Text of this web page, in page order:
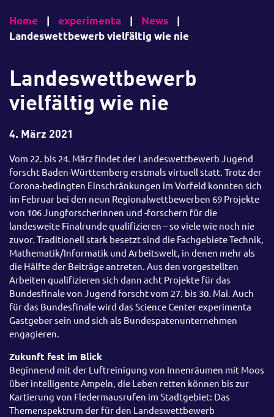
Home | experimenta | News
|
Landeswettbewerb vielfältig wie nie
Landeswettbewerb
vielfältig wie nie
4. März 2021
Vom 22. bis 24. März findet der Landeswettbewerb Jugend
forscht Baden-Württemberg erstmals virtuell statt. Trotz der
Corona-bedingten Einschränkungen im Vorfeld konnten sich
im Februar bei den neun Regionalwettbewerben 69 Projekte
von 106 Jungforscherinnen und -forschern für die
landesweite Finalrunde qualifizieren – so viele wie noch nie
zuvor. Traditionell stark besetzt sind die Fachgebiete Technik,
Mathematik/Informatik und Arbeitswelt, in denen mehr als
die Hälfte der Beiträge antreten. Aus den vorgestellten
Arbeiten qualifizieren sich dann acht Projekte für das
Bundesfinale von Jugend forscht vom 27. bis 30. Mai. Auch
für das Bundesfinale wird das Science Center experimenta
Gastgeber sein und sich als Bundespatenunternehmen
engagieren.
Zukunft fest im Blick
Beginnend mit der Luftreinigung von Innenräumen mit Moos
über intelligente Ampeln, die Leben retten können bis zur
Kartierung von Fledermausrufen im Stadtgebiet: Das
Themenspektrum der für den Landeswettbewerb